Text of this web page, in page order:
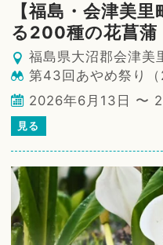
【福島・会津美
る200種の花菖蒲
福島県大沼郡会津美
第43回あやめ祭り（
2026年6月13日 〜
見る